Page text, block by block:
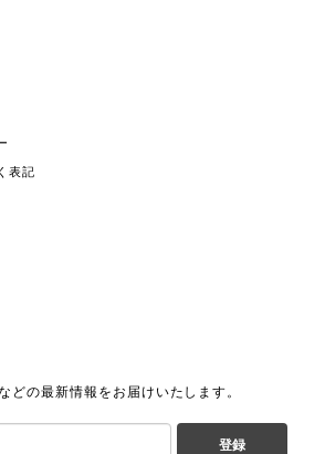
表記
どの最新情報をお届けいたします。
登録